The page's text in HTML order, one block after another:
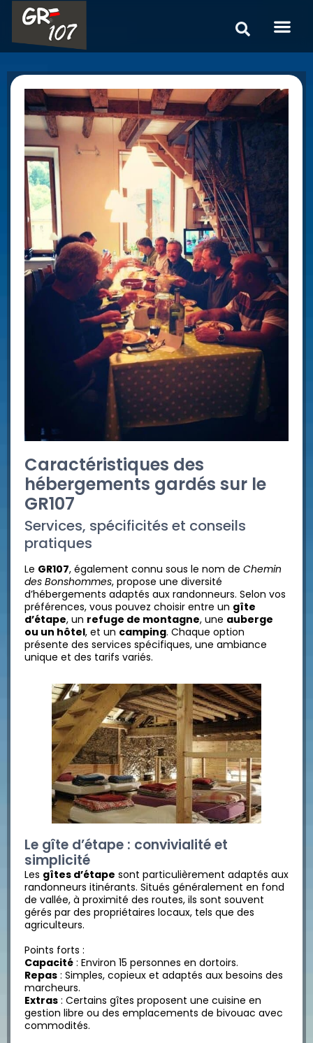
Caractéristiques des
hébergements gardés sur le
GR107
Services, spécificités et conseils
pratiques
Le GR107, également connu sous le nom de Chemin
des Bonshommes, propose une diversité
d’hébergements adaptés aux randonneurs. Selon vos
préférences, vous pouvez choisir entre un gîte
d’étape, un refuge de montagne, une auberge
ou un hôtel, et un camping. Chaque option
présente des services spécifiques, une ambiance
unique et des tarifs variés.
Le gîte d’étape : convivialité et
simplicité
Les gîtes d’étape sont particulièrement adaptés aux
randonneurs itinérants. Situés généralement en fond
de vallée, à proximité des routes, ils sont souvent
gérés par des propriétaires locaux, tels que des
agriculteurs.
Points forts :
Capacité : Environ 15 personnes en dortoirs.
Repas : Simples, copieux et adaptés aux besoins des
marcheurs.
Extras : Certains gîtes proposent une cuisine en
gestion libre ou des emplacements de bivouac avec
commodités.